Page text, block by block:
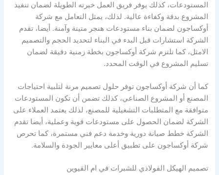
المستودعات، كذلك يوفر فريق العمل خبرته الطويلة لضمان تنفيذ
المشروع بدقة وكفاءة عالية. لذلك، يمثل التعامل مع شركة
أوكساجون لضمان بناء مستودعات هنجر متينة وآمنة. أيضا، تقدم
الشركة استشارات قبل البدء في البناء لتحديد الحجم والتصميم
الامثل، كما تلتزم شركة أوكساجون بخطة زمنية دقيقة لضمان
تسليم المشروع في الوقت المحدد.
كما أن شركة أوكساجون توفر حلول تصميم مرنة لتلبية احتياجات
المصنع أو المشروع الصناعي، كذلك تضمن أن تكون المستودعات
متوافقة مع المتطلبات التشغيلية للمصنع، لذلك يعتمد العملاء على
الشركة لضمان الحصول على مستودعات قوية وعملية، أيضا تقدم
الشركة خطط صيانة دورية وخدمة دعم فني مستمرة، كما تحرص
شركة أوكساجون على تطبيق أعلى معايير الجودة والسلامة.
تصميم الهيكل الفولاذي للشبرات في ام القيوين